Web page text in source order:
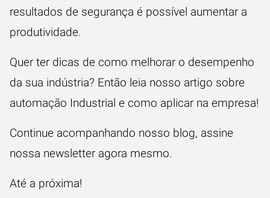
resultados de segurança é possível aumentar a
produtividade.
Quer ter dicas de como melhorar o desempenho
da sua indústria? Então leia nosso artigo sobre
automação Industrial e como aplicar na empresa!
Continue acompanhando nosso blog, assine
nossa newsletter agora mesmo.
Até a próxima!